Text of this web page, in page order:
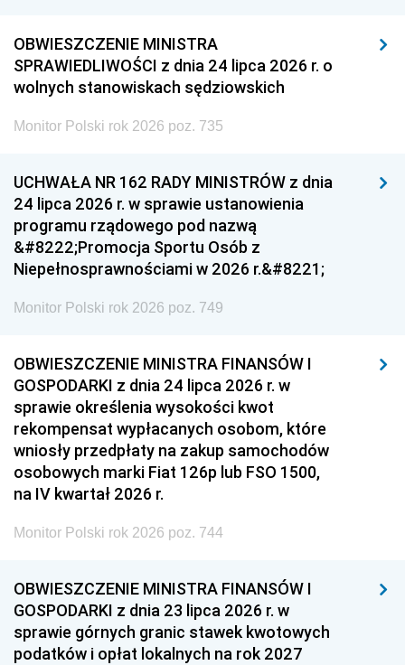
OBWIESZCZENIE MINISTRA
SPRAWIEDLIWOŚCI z dnia 24 lipca 2026 r. o
wolnych stanowiskach sędziowskich
Monitor Polski rok 2026 poz. 735
UCHWAŁA NR 162 RADY MINISTRÓW z dnia
24 lipca 2026 r. w sprawie ustanowienia
programu rządowego pod nazwą
&#8222;Promocja Sportu Osób z
Niepełnosprawnościami w 2026 r.&#8221;
Monitor Polski rok 2026 poz. 749
OBWIESZCZENIE MINISTRA FINANSÓW I
GOSPODARKI z dnia 24 lipca 2026 r. w
sprawie określenia wysokości kwot
rekompensat wypłacanych osobom, które
wniosły przedpłaty na zakup samochodów
osobowych marki Fiat 126p lub FSO 1500,
na IV kwartał 2026 r.
Monitor Polski rok 2026 poz. 744
OBWIESZCZENIE MINISTRA FINANSÓW I
GOSPODARKI z dnia 23 lipca 2026 r. w
sprawie górnych granic stawek kwotowych
podatków i opłat lokalnych na rok 2027